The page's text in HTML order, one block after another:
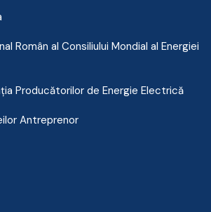
Român al Consiliului Mondial al Energiei
Producătorilor de Energie Electrică
Antreprenor